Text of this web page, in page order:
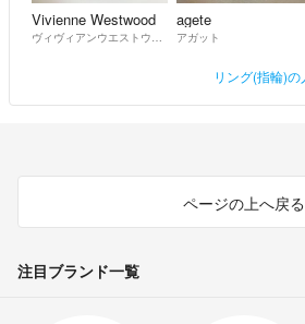
Vivienne Westwood
ヴィヴィアンウエストウッド
agete
アガット
リング(指輪)
ページの上へ戻る
注目ブランド一覧